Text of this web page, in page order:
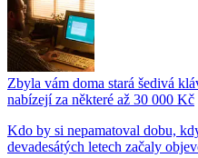
Zbyla vám doma stará šedivá
nabízejí za některé až 30 000 Kč
Kdo by si nepamatoval dobu,
devadesátých letech začaly